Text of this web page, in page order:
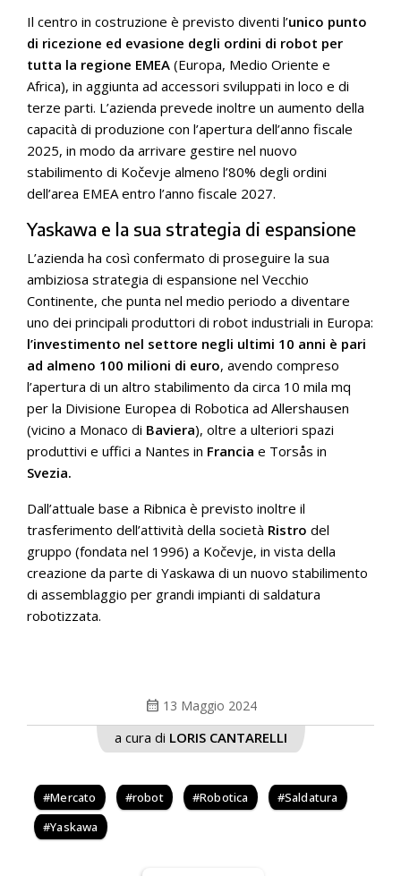
Il centro in costruzione è previsto diventi l’unico punto
di ricezione ed evasione degli ordini di robot per
tutta la regione EMEA (Europa, Medio Oriente e
Africa), in aggiunta ad accessori sviluppati in loco e di
terze parti. L’azienda prevede inoltre un aumento della
capacità di produzione con l’apertura dell’anno fiscale
2025, in modo da arrivare gestire nel nuovo
stabilimento di Kočevje almeno l’80% degli ordini
dell’area EMEA entro l’anno fiscale 2027.
Yaskawa e la sua strategia di espansione
L’azienda ha così confermato di proseguire la sua
ambiziosa strategia di espansione nel Vecchio
Continente, che punta nel medio periodo a diventare
uno dei principali produttori di robot industriali in Europa:
l’investimento nel settore negli ultimi 10 anni è pari
ad almeno 100 milioni di euro, avendo compreso
l’apertura di un altro stabilimento da circa 10 mila mq
per la Divisione Europea di Robotica ad Allershausen
(vicino a Monaco di Baviera), oltre a ulteriori spazi
produttivi e uffici a Nantes in Francia e Torsås in
Svezia.
Dall’attuale base a Ribnica è previsto inoltre il
trasferimento dell’attività della società Ristro del
gruppo (fondata nel 1996) a Kočevje, in vista della
creazione da parte di Yaskawa di un nuovo stabilimento
di assemblaggio per grandi impianti di saldatura
robotizzata.
calendar_month 13 Maggio 2024
a cura di LORIS CANTARELLI
Mercato robot Robotica
Saldatura
Yaskawa